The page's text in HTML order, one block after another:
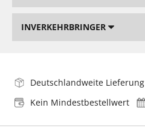
INVERKEHRBRINGER
Deutschlandweite Lieferung
Kein Mindestbestellwert